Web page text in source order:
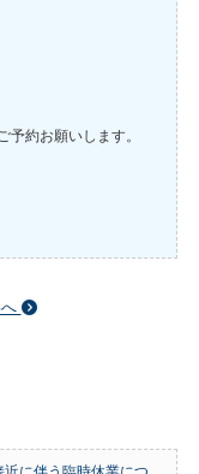
約お願いします。